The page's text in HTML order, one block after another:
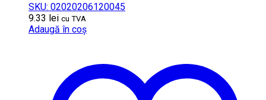
SKU: 02020206120045
9.33 lei cu TVA
Adaugă în coș